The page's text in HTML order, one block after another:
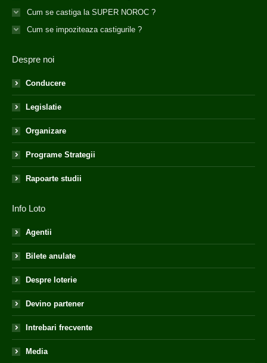
Cum se castiga la SUPER NOROC ?
Cum se impoziteaza castigurile ?
Despre noi
Conducere
Legislatie
Organizare
Programe Strategii
Rapoarte studii
Info Loto
Agentii
Bilete anulate
Despre loterie
Devino partener
Intrebari frecvente
Media